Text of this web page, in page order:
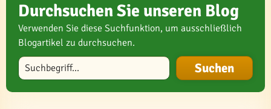
Durchsuchen Sie unseren Blog
Verwenden Sie diese Suchfunktion, um ausschließlich
Blogartikel zu durchsuchen.
Blog durchsuchen